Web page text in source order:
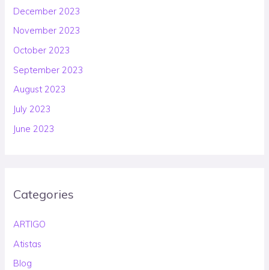
December 2023
November 2023
October 2023
September 2023
August 2023
July 2023
June 2023
Categories
ARTIGO
Atistas
Blog